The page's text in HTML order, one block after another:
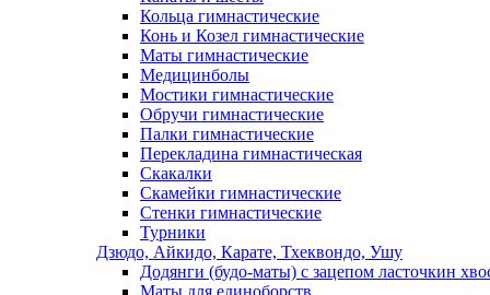
Кольца гимнастические
Конь и Козел гимнастические
Маты гимнастические
Медицинболы
Мостики гимнастические
Обручи гимнастические
Палки гимнастические
Перекладина гимнастическая
Скакалки
Скамейки гимнастические
Стенки гимнастические
Турники
Дзюдо, Айкидо, Карате, Тхеквондо, Ушу
Додянги (будо-маты) с зацепом ласточкин
Маты для единоборств